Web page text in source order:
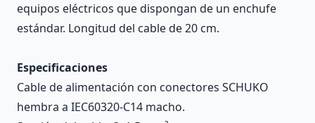
equipos eléctricos que dispongan de un enchufe
estándar. Longitud del cable de 20 cm.
Especificaciones
Cable de alimentación con conectores SCHUKO
hembra a IEC60320-C14 macho.